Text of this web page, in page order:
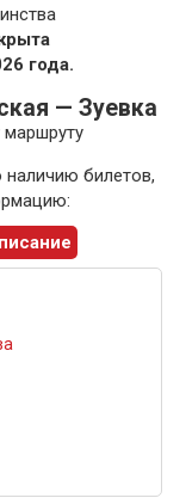
года.
— Зуевка
маршруту
билетов,